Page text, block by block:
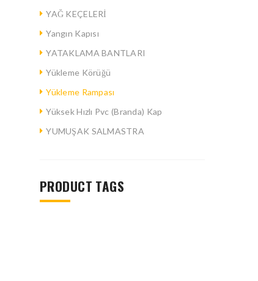
YAĞ KEÇELERİ
Yangın Kapısı
YATAKLAMA BANTLARI
Yükleme Körüğü
Yükleme Rampası
Yüksek Hızlı Pvc (Branda) Kap
YUMUŞAK SALMASTRA
PRODUCT TAGS